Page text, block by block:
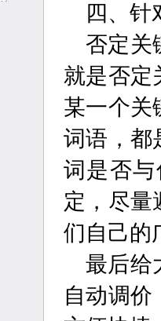
四、针
否定关
就是否定
某一个关
词语，都
词是否
定，尽量
们自己的
最后给
自动调价